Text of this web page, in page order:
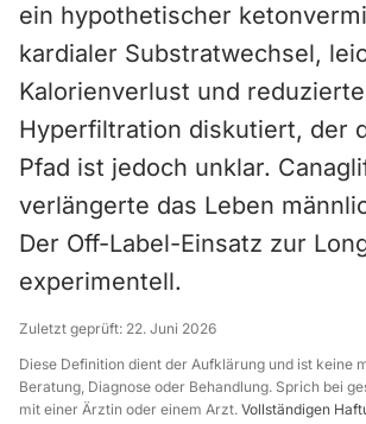
ein hypothetischer
kardialer Substratwechsel,
Kalorienverlust und
Hyperfiltration diskutiert, der
Pfad ist jedoch unklar.
verlängerte das Leben
Der Off-Label-Einsatz zur
experimentell.
Zuletzt geprüft: 22. Juni 2026
Diese Definition dient der Aufklärung und ist keine
Beratung, Diagnose oder Behandlung. Sprich bei
mit einer Ärztin oder einem Arzt. Vollständigen